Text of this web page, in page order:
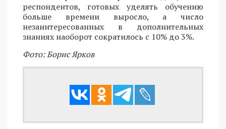
респондентов, готовых уделять обучению
больше времени выросло, а число
незаинтересованных в дополнительных
знаниях наоборот сократилось с 10% до 3%.
Фото: Борис Ярков